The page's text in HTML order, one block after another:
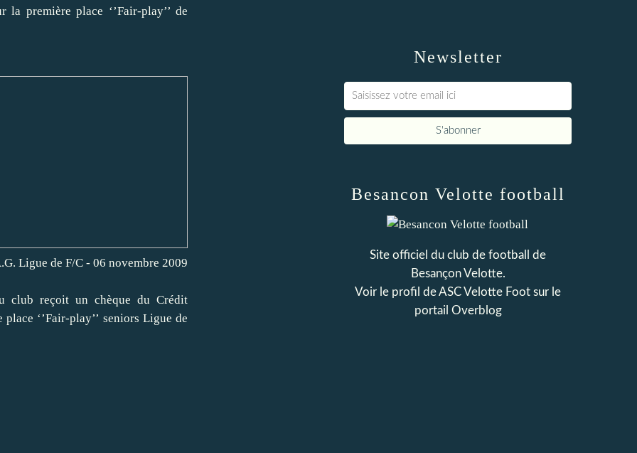
la première place ‘’Fair-play’’ de
Ligue de F/C - 06 novembre 2009
club reçoit un chèque du Crédit
‘’Fair-play’’ seniors Ligue de
Newsletter
Besancon Velotte football
Site officiel du club de football de
Besançon Velotte.
Voir le profil deASC Velotte Foot sur le
portail Overblog